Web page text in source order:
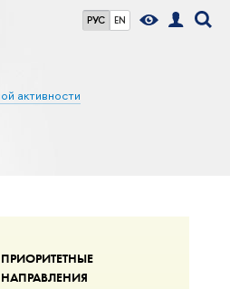
РУС EN
активности
ПРИОРИТЕТНЫЕ
НАПРАВЛЕНИЯ